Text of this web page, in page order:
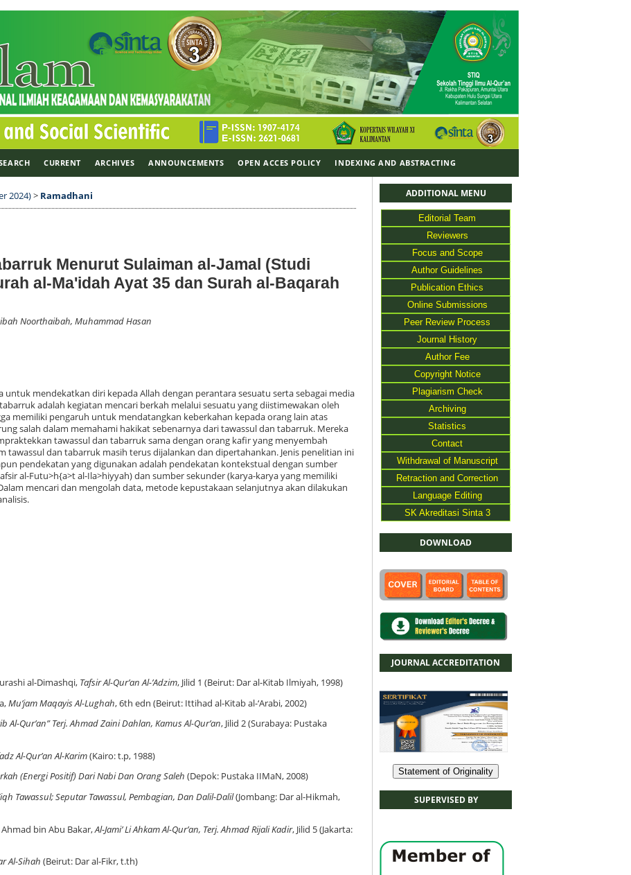
ADDITIONAL MENU
Editorial Team
Reviewers
Focus and Scope
Author Guidelines
Publication Ethics
Online Submissions
Peer Review Process
Journal History
Author Fee
Copyright Notice
Plagiarism Check
Archiving
Statistics
Contact
Withdrawal of Manuscript
Retraction and Correction
Language Editing
SK Akreditasi Sinta 3
DOWNLOAD
JOURNAL ACCREDITATION
Statement of Originality
SUPERVISED BY
CURRENT ARCHIVES ANNOUNCEMENTS OPEN ACCES POLICY INDEXING AND ABSTRACTING
2024)> Ramadhani
Menurut Sulaiman al-Jamal (Studi
al-Ma'idah Ayat 35 dan Surah al-Baqarah
Noorthaibah, Muhammad Hasan
untuk mendekatkan diri kepada Allah dengan perantara sesuatu serta sebagai media
adalah kegiatan mencari berkah melalui sesuatu yang diistimewakan oleh
memiliki pengaruh untuk mendatangkan keberkahan kepada orang lain atas
salah dalam memahami hakikat sebenarnya dari tawassul dan tabarruk. Mereka
tawassul dan tabarruk sama dengan orang kafir yang menyembah
tawassul dan tabarruk masih terus dijalankan dan dipertahankan. Jenis penelitian ini
pendekatan yang digunakan adalah pendekatan kontekstual dengan sumber
al-Futu>h{a>t al-Ila>hiyyah) dan sumber sekunder (karya-karya yang memiliki
mencari dan mengolah data, metode kepustakaan selanjutnya akan dilakukan
al-Dimashqi, Tafsir Al-Qur’an Al-’Adzim, Jilid 1 (Beirut: Dar al-Kitab Ilmiyah, 1998)
Mu’jam Maqayis Al-Lughah, 6th edn (Beirut: Ittihad al-Kitab al-‘Arabi, 2002)
Al-Qur’an” Terj. Ahmad Zaini Dahlan, Kamus Al-Qur’an, Jilid 2 (Surabaya: Pustaka
Al-Qur’an Al-Karim(Kairo: t.p, 1988)
(Energi Positif) Dari Nabi Dan Orang Saleh (Depok: Pustaka IIMaN, 2008)
Tawassul; Seputar Tawassul, Pembagian, Dan Dalil-Dalil(Jombang: Dar al-Hikmah,
bin Abu Bakar,Al-Jami’ Li Ahkam Al-Qur’an, Terj. Ahmad Rijali Kadir, Jilid 5 (Jakarta:
Al-Sihah (Beirut: Dar al-Fikr, t.th)